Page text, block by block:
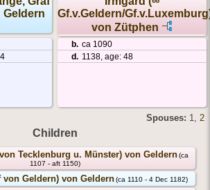
Geldern
Gf.v.Geldern/
von Zütphen
b. ca 1090
d. 1138, age: 48
Spouses: 1, 2
Children
Tecklenburg u. Münster) von Geldern(ca
1107 - aft 1150)
von Geldern) von Geldern(ca 1110 - 4 Dec 1182)